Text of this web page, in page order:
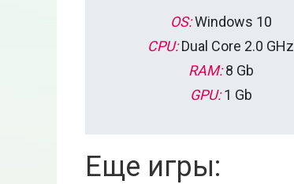
OS:Windows 10
CPU:Dual Core 2.0 GHz
RAM:8 Gb
GPU:1 Gb
Еще игры: